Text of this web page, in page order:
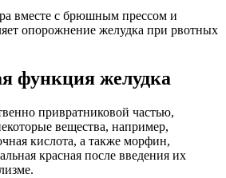
вместе с брюшным прессом и
опорожнение желудка при рвотных
функция желудка
привратниковой частью,
вещества, например,
кислота, а также морфин,
красная после введения их